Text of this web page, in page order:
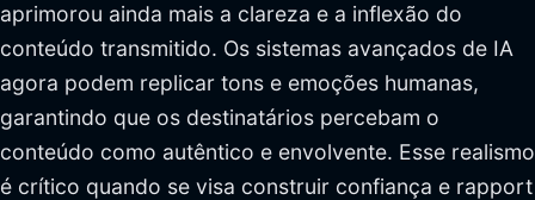
aprimorou ainda mais a clareza e a inflexão do
conteúdo transmitido. Os sistemas avançados de IA
agora podem replicar tons e emoções humanas,
garantindo que os destinatários percebam o
conteúdo como autêntico e envolvente. Esse realismo
é crítico quando se visa construir confiança e rapport